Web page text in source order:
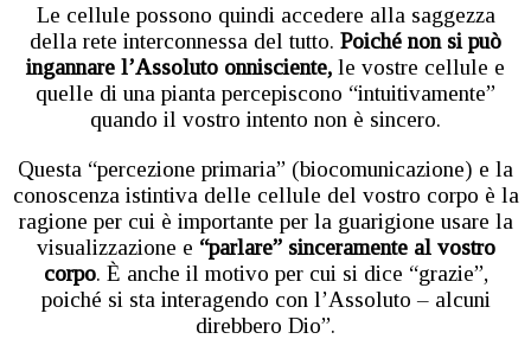
Le cellule possono quindi accedere alla saggezza
della rete interconnessa del tutto. Poiché non si può
ingannare l’Assoluto onnisciente, le vostre cellule e
quelle di una pianta percepiscono “intuitivamente”
quando il vostro intento non è sincero.
Questa “percezione primaria” (biocomunicazione) e la
conoscenza istintiva delle cellule del vostro corpo è la
ragione per cui è importante per la guarigione usare la
visualizzazione e “parlare” sinceramente al vostro
corpo. È anche il motivo per cui si dice “grazie”,
poiché si sta interagendo con l’Assoluto – alcuni
direbbero Dio”.